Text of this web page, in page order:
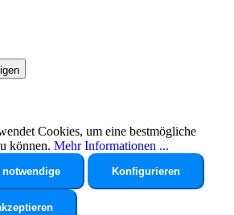
Cookies, um eine bestmögliche
können. Mehr Informationen ...
notwendige Konfigurieren